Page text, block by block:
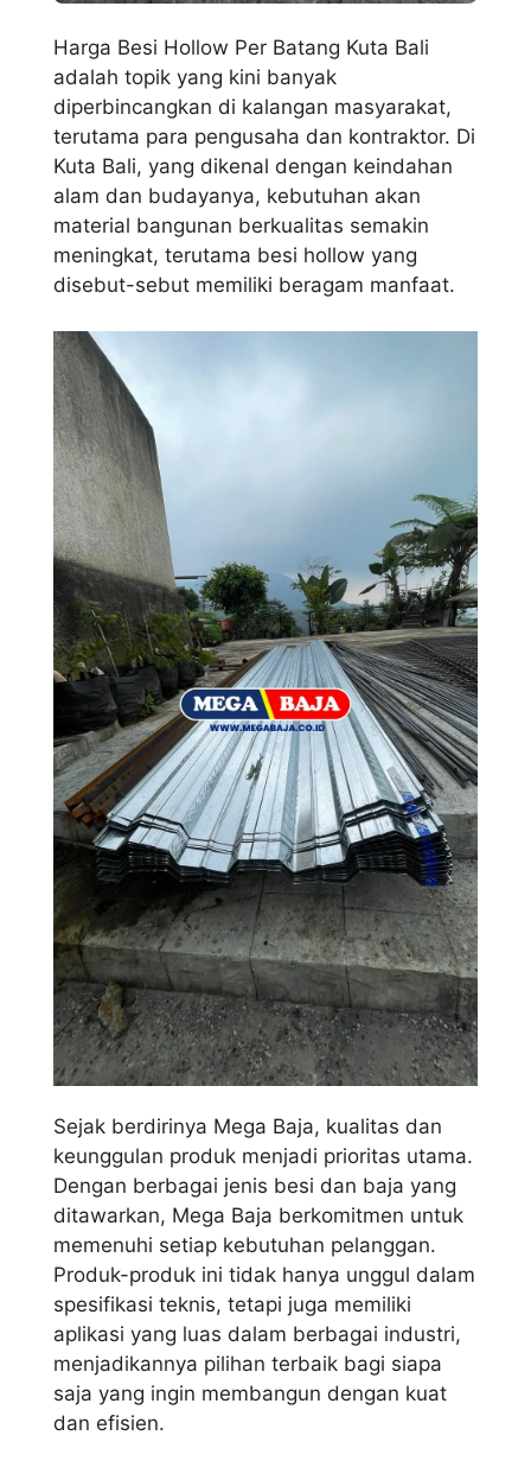
Harga Besi Hollow Per Batang Kuta Bali
adalah topik yang kini banyak
diperbincangkan di kalangan masyarakat,
terutama para pengusaha dan kontraktor. Di
Kuta Bali, yang dikenal dengan keindahan
alam dan budayanya, kebutuhan akan
material bangunan berkualitas semakin
meningkat, terutama besi hollow yang
disebut-sebut memiliki beragam manfaat.
Sejak berdirinya Mega Baja, kualitas dan
keunggulan produk menjadi prioritas utama.
Dengan berbagai jenis besi dan baja yang
ditawarkan, Mega Baja berkomitmen untuk
memenuhi setiap kebutuhan pelanggan.
Produk-produk ini tidak hanya unggul dalam
spesifikasi teknis, tetapi juga memiliki
aplikasi yang luas dalam berbagai industri,
menjadikannya pilihan terbaik bagi siapa
saja yang ingin membangun dengan kuat
dan efisien.